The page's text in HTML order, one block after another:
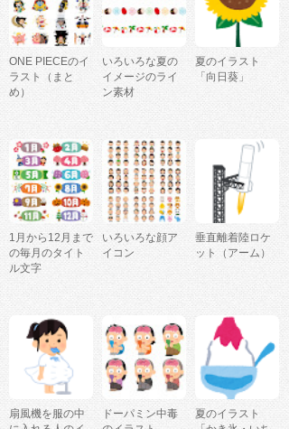
ONE PIECEのイ
ラスト（まと
め）
いろいろな夏の
イメージのライ
ン素材
夏のイラスト
「向日葵」
1月から12月まで
の毎月のタイト
ル文字
いろいろな顔ア
イコン
垂直離着陸ロケ
ット（アーム）
扇風機を服の中
ドーパミン中毒
夏のイラスト